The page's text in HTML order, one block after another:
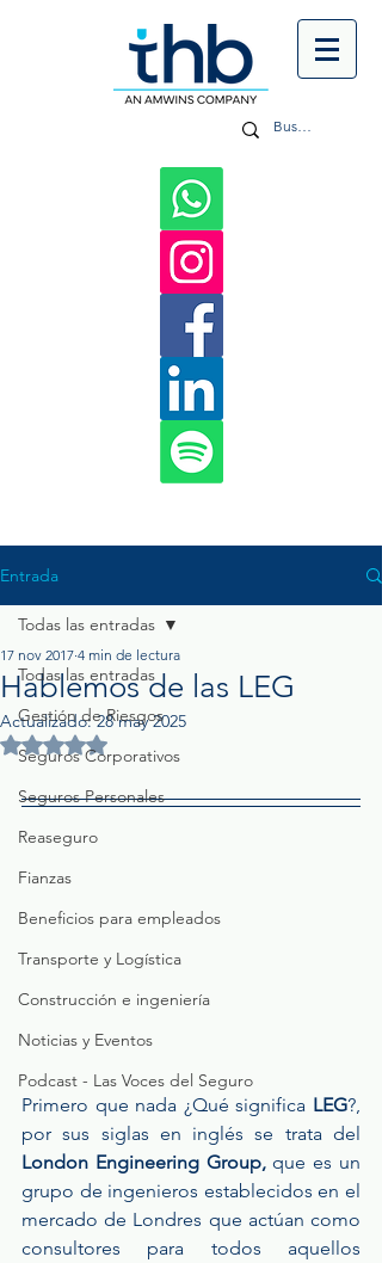
Entrada
Todas las entradas
Gestión de Riesgos
Seguros Corporativos
Seguros Personales
Reaseguro
Fianzas
Beneficios para empleados
Transporte y Logística
Construcción e ingeniería
Noticias y Eventos
Podcast - Las Voces del Seguro
Todas las entradas
Hablemos de las LEG
17 nov 2017 4 min de lectura
Actualizado:28 may 2025
Obtuvo NaN de 5 estrellas.
Primero que nada ¿Qué significa LEG?,
London Engineering Group, que es un
grupo de ingenieros establecidos en el
mercado de Londres que actúan como
consultores para todos aquellos